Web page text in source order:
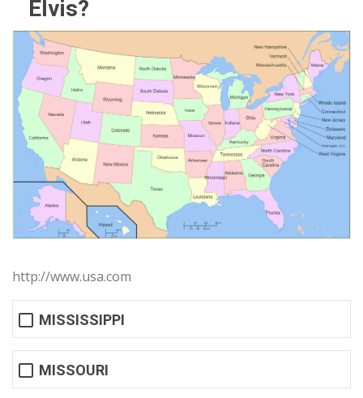
Elvis?
http://www.usa.com
MISSISSIPPI
MISSOURI